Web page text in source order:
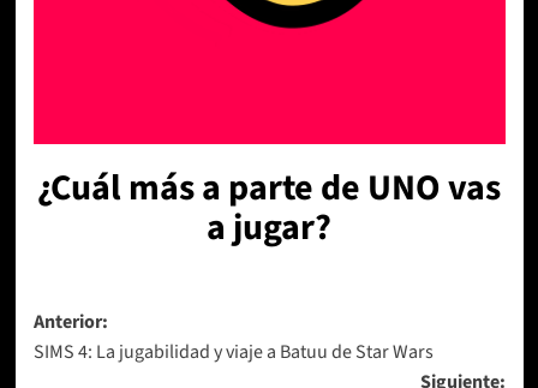
¿Cuál más a parte de UNO vas
a jugar?
Navegación
de
Anterior:
SIMS 4: La jugabilidad y viaje a Batuu de Star Wars
Siguiente: